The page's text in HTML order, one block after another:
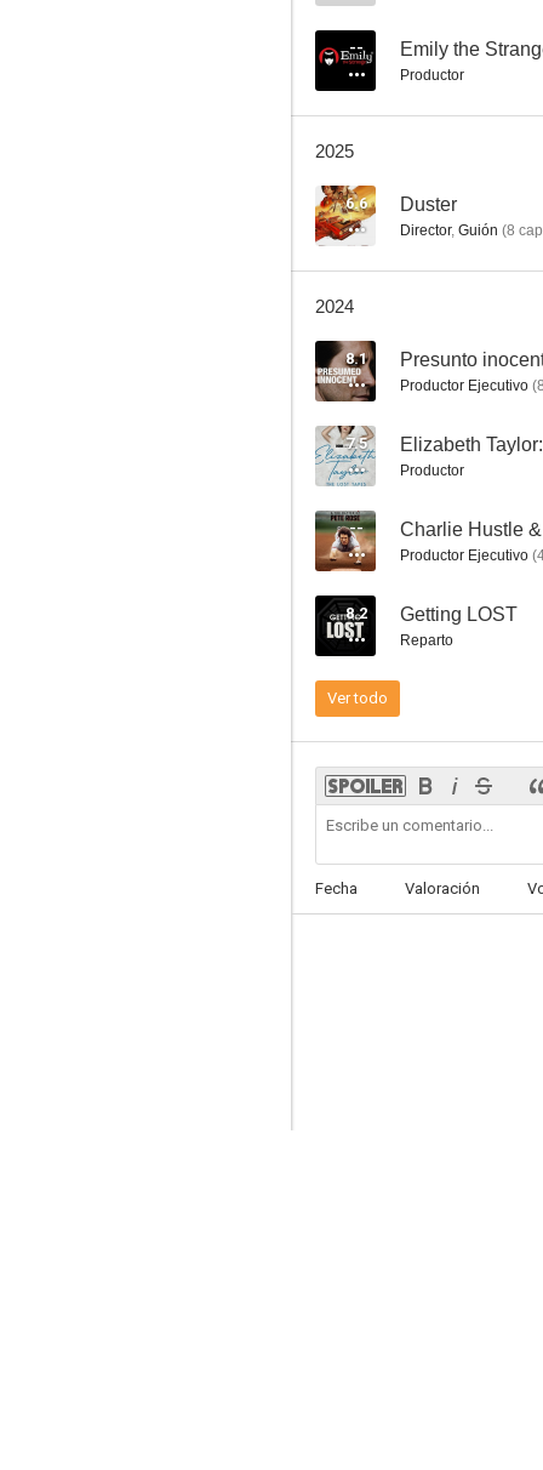
22.11.63
7.4
Armageddon
-- Emily the
Productor
2025
6.6 Duster
Director, Guión (8
2024
8.1 Presunto
Productor Ejecutivo (
7.5
Productor
--
Productor Ejecutivo (
8.2 Getting LOST
Reparto
Ver todo
Fecha Valoración